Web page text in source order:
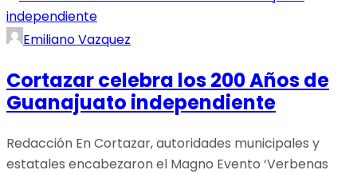
Emiliano Vazquez
Cortazar celebra los 200 Años de
Guanajuato independiente
Redacción En Cortazar, autoridades municipales y
estatales encabezaron el Magno Evento ‘Verbenas